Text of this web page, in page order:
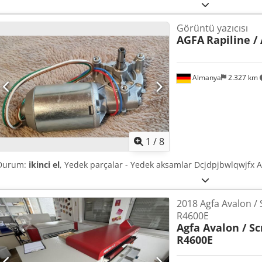
mürekkep: 6 renk (4CMYK+2CM açık) • Baskı genişliği: 3,2 M (3200
baskı kafası • 600 dpi (çift taraflı baskı) • Maksimum.
kadar • Jeti Yazılımı RIP (E9YC4000) Ekipman / daha fazla bilgi: •
• Retro Isıtıcı Ünitesi (E9ZZL000) Dcsdpewh Shcjfx Ad
• Vinil Yükleyici (E9WKB000) • Vinil Rulo Takımı
seti • Arka aydınlatmalı kamera (E9Z2P) • Yeni filtrelerin
hortumlar da dahildir • Üç set yeni konektör • Makinenin
Tüm makine üzerinde davlumbaz dahil
1 /8
Almanya 2.327 km
Görüntü yazıcısı
AGFA Rapiline /
ikinci el, Yedek parçalar - Yedek aksamlar Dcjdpjbwlqwjfx
2018 Agfa Avalon /
R4600E
Agfa Avalon /
R4600E